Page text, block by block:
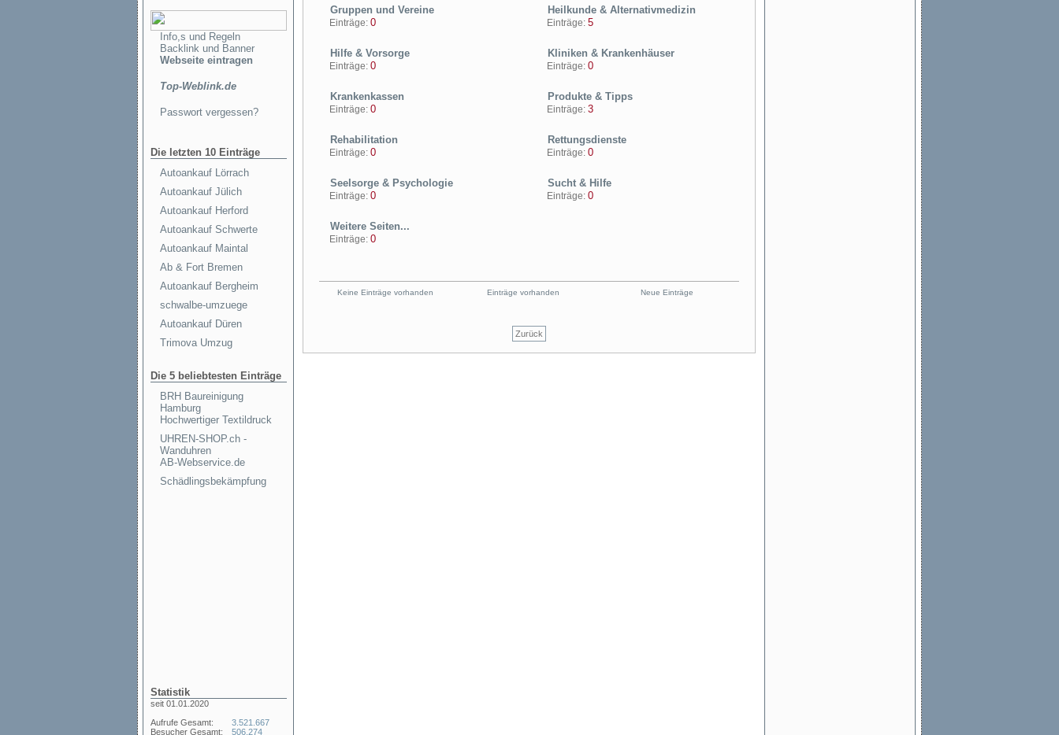
Info,s und Regeln
Backlink und Banner
Webseite eintragen
Top-Weblink.de
Passwort vergessen?
Die letzten 10 Einträge
Autoankauf Lörrach
Autoankauf Jülich
Autoankauf Herford
Autoankauf Schwerte
Autoankauf Maintal
Ab & Fort Bremen
Autoankauf Bergheim
schwalbe-umzuege
Autoankauf Düren
Trimova Umzug
Die 5 beliebtesten Einträge
BRH Baureinigung
Hamburg
Hochwertiger Textildruck
UHREN-SHOP.ch -
Wanduhren
AB-Webservice.de
Schädlingsbekämpfung
Statistik
seit 01.01.2020
Aufrufe Gesamt:
Besucher Gesamt:
3.521.667
506.274
Gruppen und Vereine
Einträge: 0
Heilkunde & Alternativmedizin
Einträge: 5
Hilfe & Vorsorge
Einträge: 0
Kliniken & Krankenhäuser
Einträge: 0
Krankenkassen
Einträge: 0
Produkte & Tipps
Einträge: 3
Rehabilitation
Einträge: 0
Rettungsdienste
Einträge: 0
Seelsorge & Psychologie
Einträge: 0
Sucht & Hilfe
Einträge: 0
Weitere Seiten...
Einträge: 0
Keine Einträge vorhanden Einträge vorhanden Neue Einträge
Zurück